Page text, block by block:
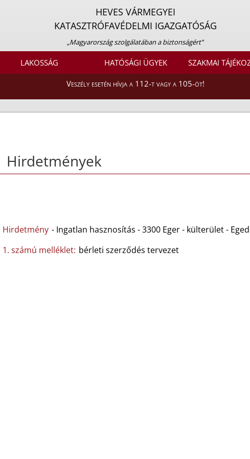
HEVES VÁRMEGYEI
KATASZTRÓFAVÉDELMI IGAZGATÓSÁG
„Magyarország szolgálatában a biztonságért”
LAKOSSÁG HATÓSÁGI ÜGYEK SZAKMAI
Veszély esetén hívja a 112-t vagy a 105-öt!
Hirdetmények
Hirdetmény - Ingatlan hasznosítás - 3300 Eger - külterület -
1. számú melléklet: bérleti szerződés tervezet